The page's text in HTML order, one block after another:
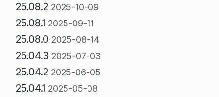
25.08.2 2025-10-09
25.08.1 2025-09-11
25.08.0 2025-08-14
25.04.3 2025-07-03
25.04.2 2025-06-05
25.04.1 2025-05-08